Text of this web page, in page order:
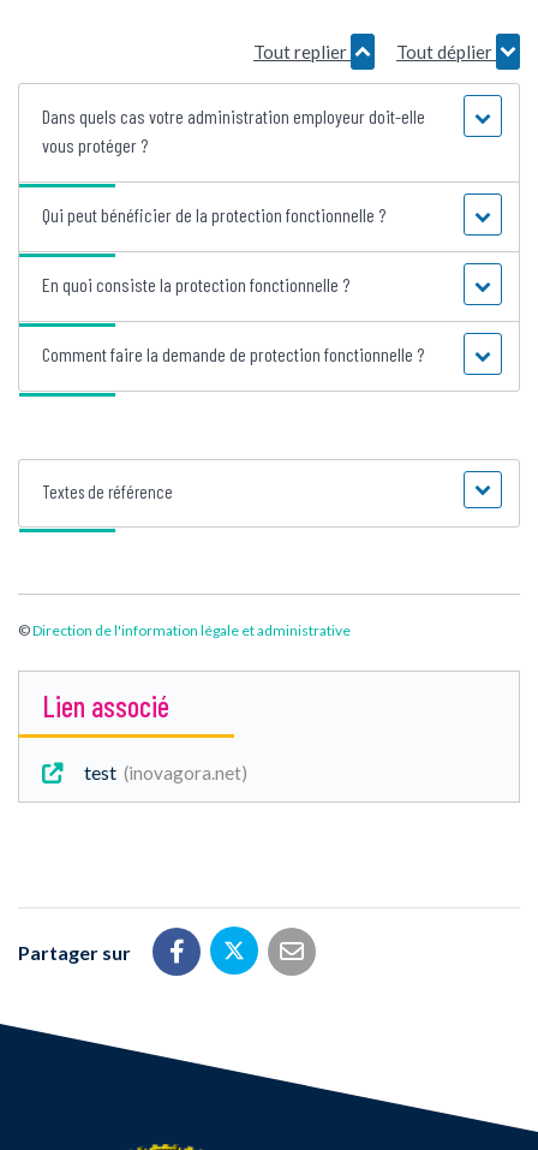
Tout replier Tout déplier
Dans quels cas votre administration employeur doit-elle
vous protéger ?
Qui peut bénéficier de la protection fonctionnelle ?
En quoi consiste la protection fonctionnelle ?
Comment faire la demande de protection fonctionnelle ?
Textes de référence
©Direction de l'information légale et administrative
Lien associé
test inovagora.net
Partager sur Partager sur Facebook
Partager sur Twitter
Partager par email